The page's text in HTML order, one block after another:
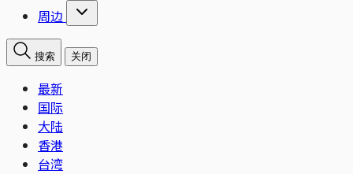
周边
搜索 关闭
最新
国际
大陆
香港
台湾